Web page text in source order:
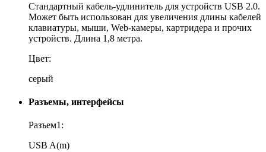
Стандартный кабель-удлинитель для устройств USB 2.0.
Может быть использован для увеличения длины кабелей
клавиатуры, мыши, Web-камеры, картридера и прочих
устройств. Длина 1,8 метра.
Цвет:
серый
Разъемы, интерфейсы
Разъем1:
USB A(m)